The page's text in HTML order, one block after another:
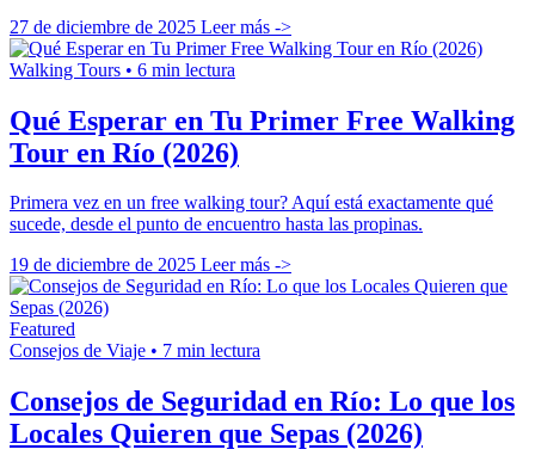
27 de diciembre de 2025 Leer más ->
Walking Tours • 6 min lectura
Qué Esperar en Tu Primer Free Walking
Tour en Río (2026)
Primera vez en un free walking tour? Aquí está exactamente qué
sucede, desde el punto de encuentro hasta las propinas.
19 de diciembre de 2025 Leer más ->
Featured
Consejos de Viaje • 7 min lectura
Consejos de Seguridad en Río: Lo que los
Locales Quieren que Sepas (2026)